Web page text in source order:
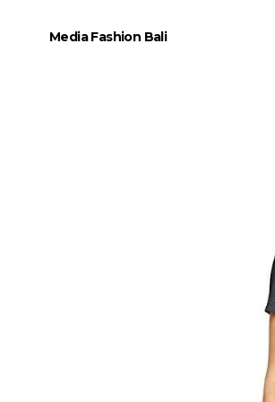
Media Fashion Bali